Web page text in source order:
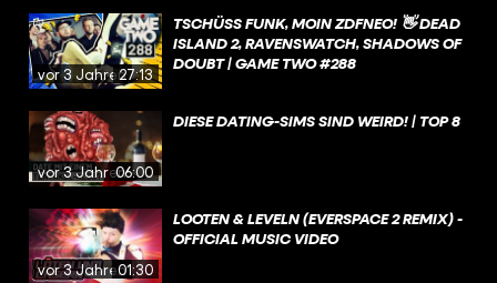
vor 3 Jahren27:13
TSCHÜSS FUNK, MOIN ZDFNEO! 👋 DEAD
ISLAND 2, RAVENSWATCH, SHADOWS OF
DOUBT | GAME TWO #288
vor 3 Jahren06:00
DIESE DATING-SIMS SIND WEIRD! | TOP 8
vor 3 Jahren01:30
LOOTEN & LEVELN (EVERSPACE 2 REMIX) -
OFFICIAL MUSIC VIDEO